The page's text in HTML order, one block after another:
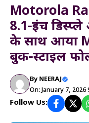
Motorola
8.1-इंच
के साथ आया
बुक-स्टाइल
By NEERAJ
On: January 7, 2026
Follow Us: